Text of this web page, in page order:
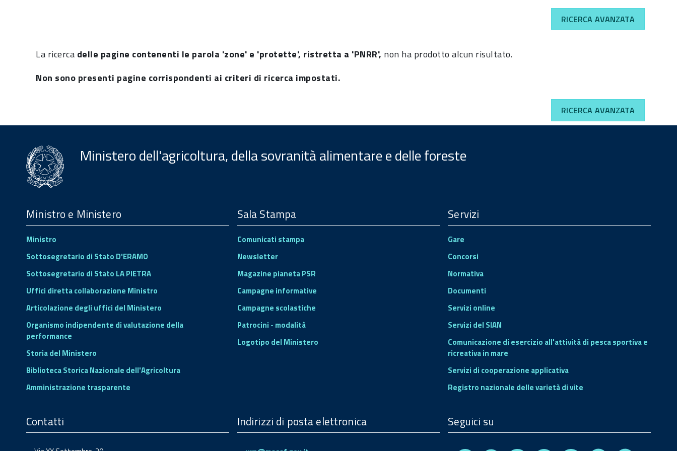
RICERCA AVANZATA
La ricerca delle pagine contenenti le parola 'zone' e 'protette', ristretta a 'PNRR', non ha prodotto alcun risultato.
Non sono presenti pagine corrispondenti ai criteri di ricerca impostati.
RICERCA AVANZATA
Ministero dell'agricoltura, della sovranità alimentare e delle foreste
Menu
Footer
Ministro e Ministero
Ministro
Sottosegretario di Stato D'ERAMO
Sottosegretario di Stato LA PIETRA
Uffici diretta collaborazione Ministro
Articolazione degli uffici del Ministero
Organismo indipendente di valutazione della
performance
Storia del Ministero
Biblioteca Storica Nazionale dell'Agricoltura
Amministrazione trasparente
Sala Stampa
Comunicati stampa
Newsletter
Magazine pianeta PSR
Campagne informative
Campagne scolastiche
Patrocini - modalità
Logotipo del Ministero
Servizi
Gare
Concorsi
Normativa
Documenti
Servizi online
Servizi del SIAN
Comunicazione di esercizio all'attività di pesca sportiva e
ricreativa in mare
Servizi di cooperazione applicativa
Registro nazionale delle varietà di vite
Contatti Indirizzi di posta elettronica Seguici su